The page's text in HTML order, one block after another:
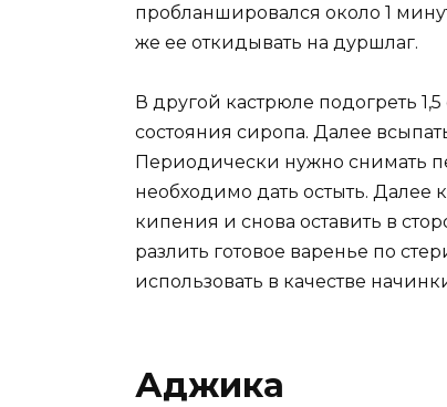
пробланшировался около 1
же ее откидывать на дуршлаг.
В другой кастрюле подогреть
состояния сиропа. Далее
Периодически нужно снимать
необходимо дать остыть. Далее
кипения и снова оставить в
разлить готовое варенье по
использовать в качестве
Аджика